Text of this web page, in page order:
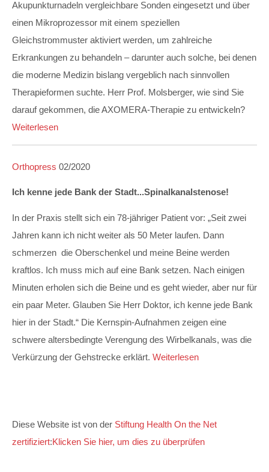
Akupunkturnadeln vergleichbare Sonden eingesetzt und über
einen Mikroprozessor mit einem speziellen
Gleichstrommuster aktiviert werden, um zahlreiche
Erkrankungen zu behandeln – darunter auch solche, bei denen
die moderne Medizin bislang vergeblich nach sinnvollen
Therapieformen suchte. Herr Prof. Molsberger, wie sind Sie
darauf gekommen, die AXOMERA-Therapie zu entwickeln?
Weiterlesen
Orthopress 02/2020
Ich kenne jede Bank der Stadt...Spinalkanalstenose!
In der Praxis stellt sich ein 78-jähriger Patient vor: „Seit zwei
Jahren kann ich nicht weiter als 50 Meter laufen. Dann
schmerzen die Oberschenkel und meine Beine werden
kraftlos. Ich muss mich auf eine Bank setzen. Nach einigen
Minuten erholen sich die Beine und es geht wieder, aber nur für
ein paar Meter. Glauben Sie Herr Doktor, ich kenne jede Bank
hier in der Stadt.“ Die Kernspin-Aufnahmen zeigen eine
schwere altersbedingte Verengung des Wirbelkanals, was die
Verkürzung der Gehstrecke erklärt. Weiterlesen
Diese Website ist von der Stiftung Health On the Net
zertifiziert:Klicken Sie hier, um dies zu überprüfen